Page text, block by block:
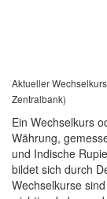
Aktueller
Zentralbank)
Ein Wechselkurs
Währung,
und Indische
bildet sich durch
Wechselkurse